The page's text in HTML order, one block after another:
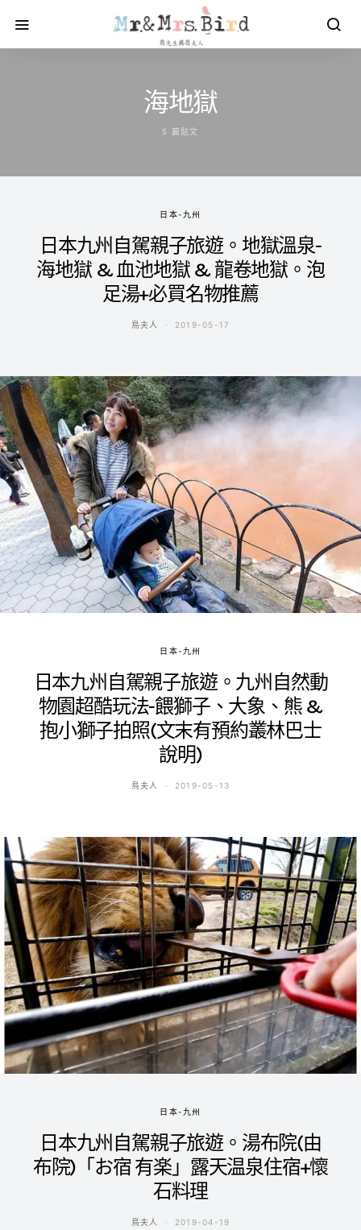
海地獄
5 篇貼文
日本-九州
日本九州自駕親子旅遊。地獄溫泉-
海地獄 & 血池地獄 & 龍卷地獄。泡
足湯+必買名物推薦
鳥夫人 2019-05-17
日本-九州
日本九州自駕親子旅遊。九州自然動
物園超酷玩法-餵獅子、大象、熊 &
抱小獅子拍照(文末有預約叢林巴士
說明)
鳥夫人 2019-05-13
日本-九州
日本九州自駕親子旅遊。湯布院(由
布院)「お宿 有楽」露天温泉住宿+懷
石料理
鳥夫人 2019-04-19